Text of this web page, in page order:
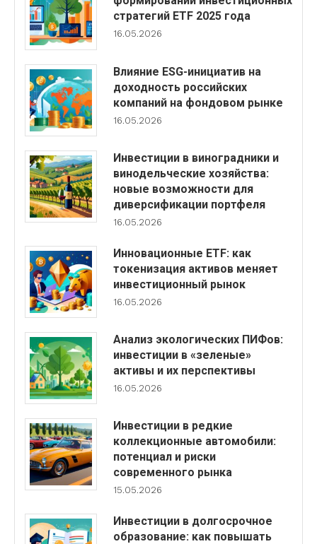
стратегий ETF 2025 года
16.05.2026
Влияние ESG-инициатив на
доходность российских
компаний на фондовом рынке
16.05.2026
Инвестиции в виноградники и
винодельческие хозяйства:
новые возможности для
диверсификации портфеля
16.05.2026
Инновационные ETF: как
токенизация активов меняет
инвестиционный рынок
16.05.2026
Анализ экологических ПИФов:
инвестиции в «зеленые»
активы и их перспективы
16.05.2026
Инвестиции в редкие
коллекционные автомобили:
потенциал и риски
современного рынка
15.05.2026
Инвестиции в долгосрочное
образование: как повышать